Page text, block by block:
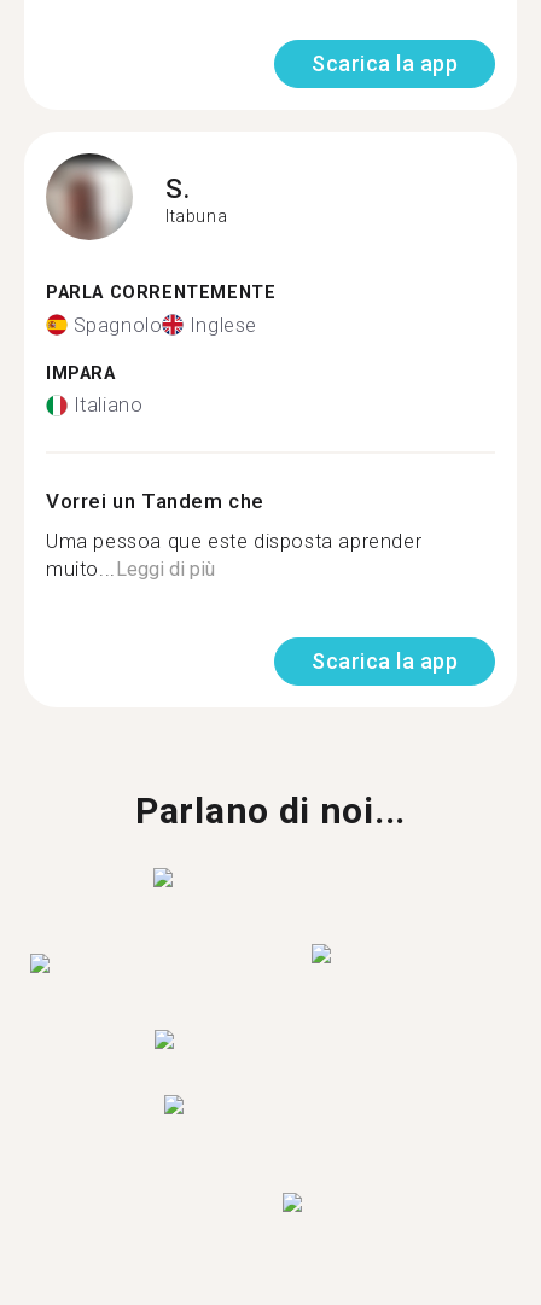
Scarica la app
S.
Itabuna
PARLA CORRENTEMENTE
Spagnolo Inglese
IMPARA
Italiano
Vorrei un Tandem che
Uma pessoa que este disposta aprender
muito...Leggi di più
Scarica la app
Parlano di noi...